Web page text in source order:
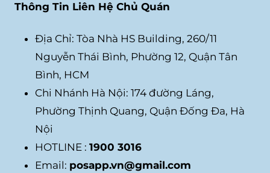
Thông Tin Liên Hệ Chủ Quán
Địa Chỉ: Tòa Nhà HS Building, 260/11
Nguyễn Thái Bình, Phường 12, Quận Tân
Bình, HCM
Chi Nhánh Hà Nội: 174 đường Láng,
Phường Thịnh Quang, Quận Đống Đa, Hà
Nội
HOTLINE : 1900 3016
Email: posapp.vn@gmail.com